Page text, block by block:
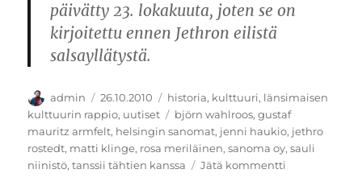
päivätty 23. lokakuuta, joten se on
kirjoitettu ennen Jethron eilistä
salsayllätystä.
Kirjoittaja
admin Julkaistu
26.10.2010 Kategoriat
historia, kulttuuri, länsimaisen
kulttuurin rappio, uutiset Avainsanat
björn wahlroos,gustaf
mauritz armfelt, helsingin sanomat, jenni haukio, jethro
rostedt, matti klinge, rosa meriläinen,sanoma oy,sauli
niinistö,tanssii tähtien kanssa Jätä kommentti